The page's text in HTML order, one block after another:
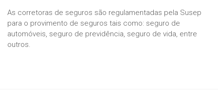
As corretoras de seguros são regulamentadas pela Susep
para o provimento de seguros tais como: seguro de
automóveis, seguro de previdência, seguro de vida, entre
outros.